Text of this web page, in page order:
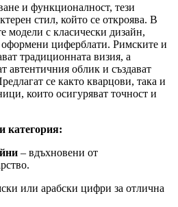
и функционалност, тези
стил, който се откроява. В
модели с класически дизайн,
оформени циферблати. Римските и
традиционната визия, а
автентичния облик и създават
се както кварцови, така и
които осигуряват точност и
категория:
– вдъхновени от
или арабски цифри за отлична